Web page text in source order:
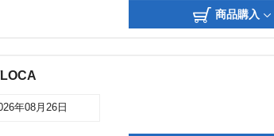
商品購入
年08月26日